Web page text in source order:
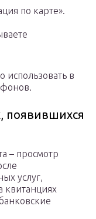
по карте».
использовать в
появившихся
– просмотр
услуг,
квитанциях